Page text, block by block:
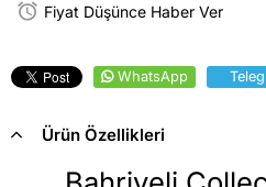
Fiyat Düşünce Haber Ver
WhatsApp
Ürün Özellikleri